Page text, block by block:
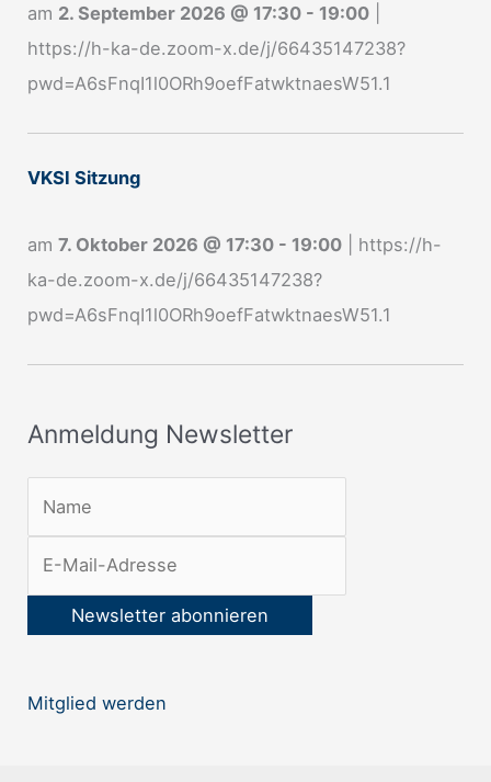
am 2. September 2026 @ 17:30 - 19:00
https://h-ka-de.zoom-x.de/j/66435147238?
pwd=A6sFnqI1l0ORh9oefFatwktnaesW51.1
VKSI Sitzung
am7. Oktober 2026 @ 17:30 - 19:00
https://h-
ka-de.zoom-x.de/j/66435147238?
pwd=A6sFnqI1l0ORh9oefFatwktnaesW51.1
Anmeldung Newsletter
l
d
u
n
w
t
e
Mitglied werden